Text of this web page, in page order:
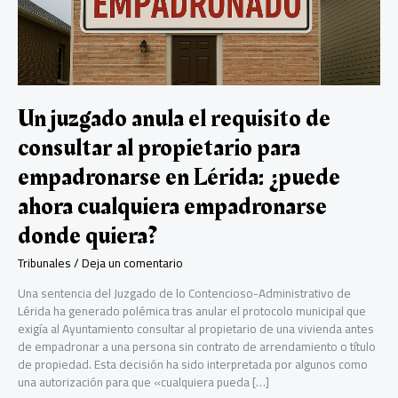
Un juzgado anula el requisito de
consultar al propietario para
empadronarse en Lérida: ¿puede
ahora cualquiera empadronarse
donde quiera?
Tribunales/Deja un comentario
Una sentencia del Juzgado de lo Contencioso-Administrativo de
Lérida ha generado polémica tras anular el protocolo municipal que
exigía al Ayuntamiento consultar al propietario de una vivienda antes
de empadronar a una persona sin contrato de arrendamiento o título
de propiedad. Esta decisión ha sido interpretada por algunos como
una autorización para que «cualquiera pueda […]